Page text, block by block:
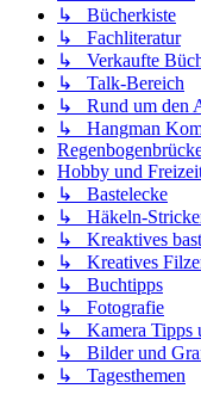
↳ Bücherkiste
↳ Fachliteratur
↳ Verkaufte
↳ Talk-Bereich
↳ Rund um den
↳ Hangman
Hobby und
↳ Bastelecke
↳ Häkeln-
↳ Kreaktives
↳ Kreatives
↳ Buchtipps
↳ Fotografie
↳ Kamera Tipps
↳ Bilder und
↳ Tagesthemen